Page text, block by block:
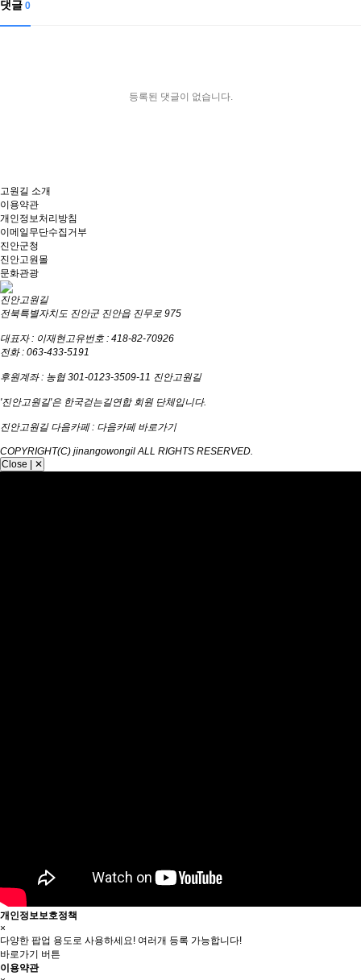
댓글 0
등록된 댓글이 없습니다.
고원길 소개
이용약관
개인정보처리방침
이메일무단수집거부
진안군청
진안고원몰
문화관광
진안고원길
전북특별자치도 진안군 진안읍 진무로 975
대표자 : 이재현고유번호 : 418-82-70926
전화 : 063-433-5191
후원계좌 : 농협 301-0123-3509-11 진안고원길
'진안고원길'은 한국걷는길연합 회원 단체입니다.
진안고원길 다음카페 : 다음카페 바로가기
COPYRIGHT(C) jinangowongil ALL RIGHTS RESERVED.
Close | ✕
개인정보보호정책
×
다양한 팝업 용도로 사용하세요! 여러개 등록 가능합니다!
바로가기 버튼
이용약관